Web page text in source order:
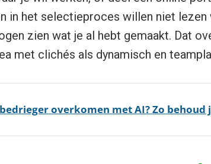
in het selectieproces willen niet
zien wat je al hebt gemaakt. Dat
met clichés als dynamisch en
overkomen met AI? Zo